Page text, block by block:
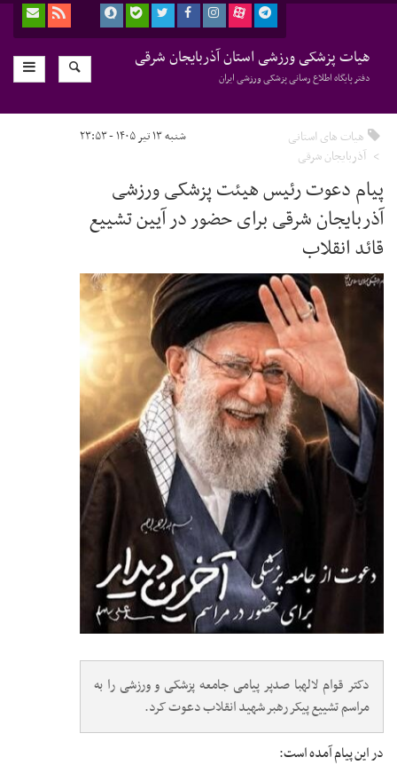
هیات پزشکی ورزشی استان آذربایجان شرقی
دفتر پایگاه اطلاع رسانی پزشکی ورزشی ایران
هیات های استانی
آذربایجان شرقی
شنبه ۱۳ تیر ۱۴۰۵ - ۲۳:۵۳
پیام دعوت رئیس هیئت پزشکی ورزشی
آذربایجان شرقی برای حضور در آیین تشییع
قائد انقلاب
دکتر قوام لالهبا صدپر پیامی جامعه پزشکی و ورزشی را به
مراسم تشییع پیکر رهبر شهید انقلاب دعوت کرد.
در این پیام آمده است: